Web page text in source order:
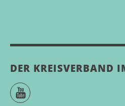
DER KREISVERBAND
YouTube